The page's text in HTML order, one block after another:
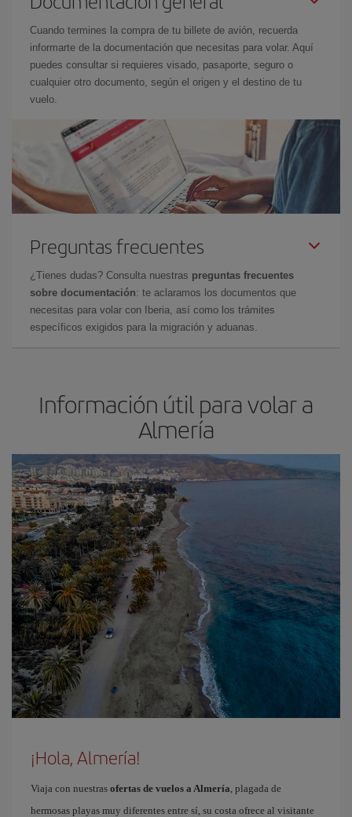
Cuando termines la compra de tu billete de avión, recuerda
informarte de la documentación que necesitas para volar. Aquí
puedes consultar si requieres visado, pasaporte, seguro o
cualquier otro documento, según el origen y el destino de tu
vuelo.
Preguntas frecuentes
¿Tienes dudas? Consulta nuestras preguntas frecuentes
sobre documentación: te aclaramos los documentos que
necesitas para volar con Iberia, así como los trámites
específicos exigidos para la migración y aduanas.
Información útil para volar a
Almería
¡Hola, Almería!
Viaja con nuestras ofertas de vuelos a Almería, plagada de
hermosas playas muy diferentes entre sí, su costa ofrece al visitante